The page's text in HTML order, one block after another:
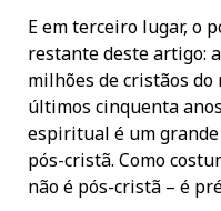
E em terceiro lugar, o
restante deste artigo:
milhões de cristãos
últimos cinquenta
espiritual é um
pós-cristã. Como
não é pós-cristã – é